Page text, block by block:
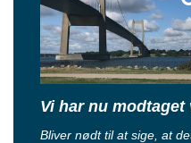
Vi har nu
Bliver nødt til at sige, at